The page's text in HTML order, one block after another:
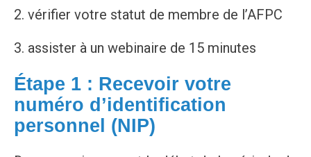
2. vérifier votre statut de membre de l’AFPC
3. assister à un webinaire de 15 minutes
Étape 1 : Recevoir votre
numéro d’identification
personnel (NIP)